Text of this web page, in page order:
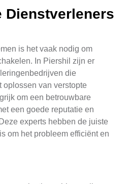
Dienstverleners
is het vaak nodig om
In Piershil zijn er
die
van verstopte
om een betrouwbare
een goede reputatie en
experts hebben de juiste
om het probleem efficiënt en